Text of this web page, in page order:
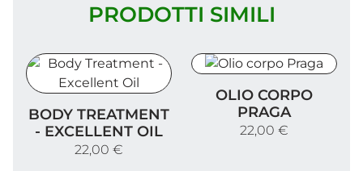
PRODOTTI SIMILI
Body Treatment - Excellent Oil
BODY TREATMENT
- EXCELLENT OIL
22,00 €
OLIO CORPO
PRAGA
22,00 €